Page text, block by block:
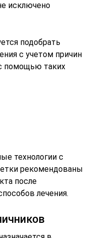
исключено
подобрать
с учетом причин
помощью таких
технологии с
рекомендованы
после
лечения.